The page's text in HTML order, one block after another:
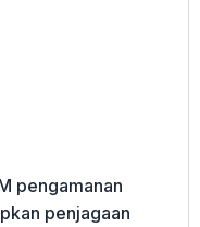
pengamanan
penjagaan